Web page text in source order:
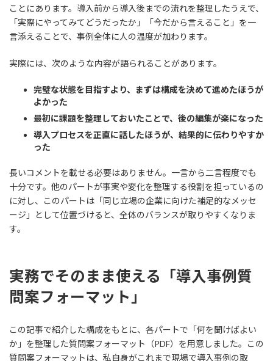
ことにあります。導入前から導入後までの流れを整理したうえで、
「実際にやってみてどうだったか」「今だから言えること」を一
言添えることで、事例全体に人の温度が加わります。
実際には、次のような内容が語られることがあります。
完璧な状態を目指すより、まずは構成を決めて進めたほうが
よかった
最初に課題を整理しておいたことで、後の編集が楽になった
導入プロセスを正直に話したほうが、結果的に伝わりやすか
った
長いコメントを載せる必要はありません。一言から二言程度でも
十分です。他のパートが事実や変化を整理する役割を担っているの
に対し、このパートは「同じ立場の企業に向けた補足的なメッセ
ージ」として位置づけると、全体のバランスが取りやすくなりま
す。
実務でそのまま使える「導入事例質
問案フォーマット 」
この記事で紹介した構成をもとに、各パートで「何を聞けばよい
か」を整理した質問案フォーマット（PDF）を用意しました。この
質問案フォーマットは、私自身がこれまで現場で導入事例の取